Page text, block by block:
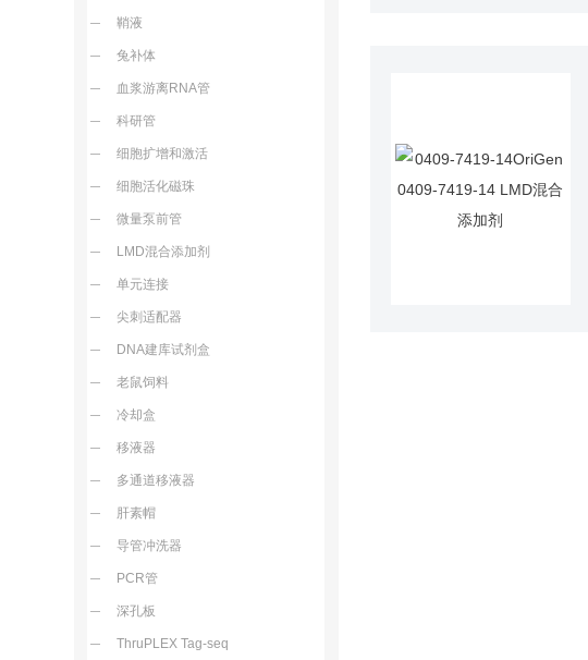
鞘液
兔补体
血浆游离RNA管
科研管
细胞扩增和激活
细胞活化磁珠
微量泵前管
LMD混合添加剂
单元连接
尖刺适配器
DNA建库试剂盒
老鼠饲料
冷却盒
移液器
多通道移液器
肝素帽
导管冲洗器
PCR管
深孔板
ThruPLEX Tag-seq